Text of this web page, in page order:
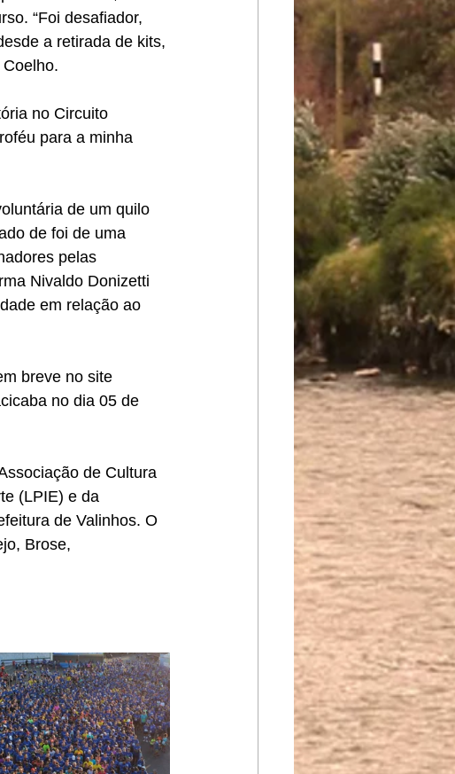
“Foi desafiador,
a retirada de kits,
no Circuito
para a minha
de um quilo
de foi de uma
pelas
Nivaldo Donizetti
em relação ao
breve no site
no dia 05 de
de Cultura
(LPIE) e da
de Valinhos. O
Brose,